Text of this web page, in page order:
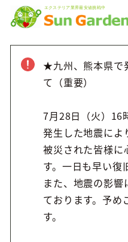
★九州、熊本県で
て（重要）
7月28日（火）16
発生した地震によ
被災された皆様に
す。一日も早い復
また、地震の影
ております。予め
す。